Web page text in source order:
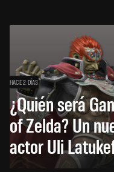
HACE 2 DÍAS
¿Quién será
of Zelda? Un
actor Uli